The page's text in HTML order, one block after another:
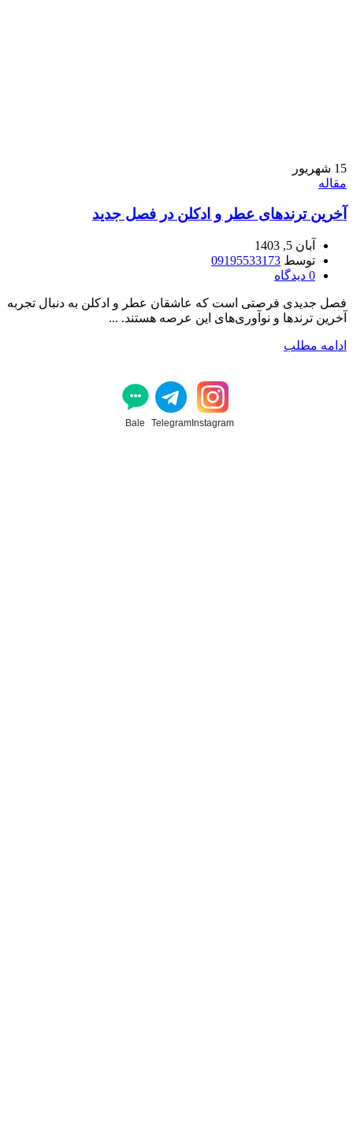
15 شهریور
مقاله
آخرین ترند‌های عطر و ادکلن در فصل جدید
آبان 5, 1403
توسط 09195533173
0 دیدگاه
فصل جدیدی فرصتی است که عاشقان عطر و ادکلن به دنبال تجربه
آخرین ترند‌ها و نوآوری‌های این عرصه هستند. ...
ادامه مطلب
Instagram
Telegram
Bale